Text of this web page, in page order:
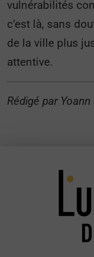
vulnérabilités
c’est là, sans
de la ville plus
attentive.
Rédigé par